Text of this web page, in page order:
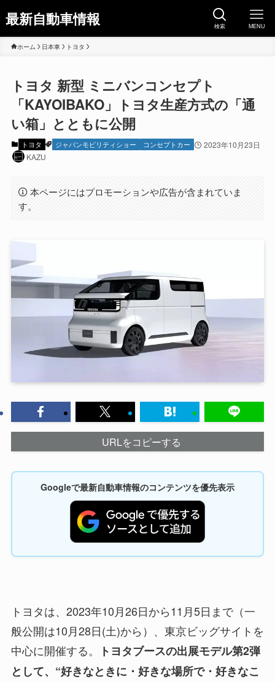
最新自動車情報 検索 MENU
ホーム 日本車 トヨタ
トヨタ 新型 ミニバンコンセプト
「KAYOIBAKO」トヨタ生産方式の「通
い箱」とともに公開
トヨタ ジャパンモビリティショー コンセプトカー
2023年10月23日
KAZU
本ページにはプロモーションや広告が含まれていま
す。
URLをコピーする
Googleで最新自動車情報のコンテンツを優先表示
トヨタは、2023年10月26日から11月5日まで（一
般公開は10月28日(土)から）、東京ビッグサイトを
中心に開催する。
トヨタブースの出展モデル第2弾
として、“好きなときに・好きな場所で・好きなこ